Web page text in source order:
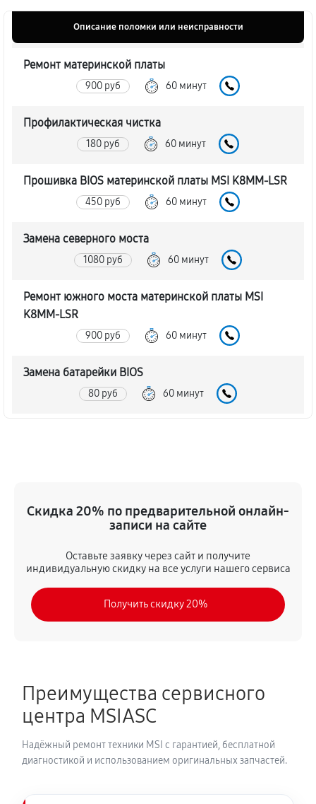
Описание поломки или неисправности
Ремонт материнской платы
900 руб 60 минут
Профилактическая чистка
180 руб 60 минут
Прошивка BIOS материнской платы MSI K8MM-LSR
450 руб 60 минут
Замена северного моста
1080 руб 60 минут
Ремонт южного моста материнской платы MSI
K8MM-LSR
900 руб 60 минут
Замена батарейки BIOS
80 руб 60 минут
Скидка 20% по предварительной онлайн-
записи на сайте
Оставьте заявку через сайт и получите
индивидуальную скидку на все услуги нашего сервиса
Получить скидку 20%
Преимущества сервисного
центра MSIASC
Надёжный ремонт техники MSI с гарантией, бесплатной
диагностикой и использованием оригинальных запчастей.